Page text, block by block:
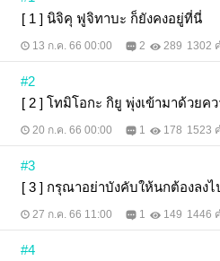
[ 1 ] นิจิคุ ฟูจิทาบะ ก็ยังคงอยู่ที่นี่
13 ก.ค. 66 00:00 2 289 1302
#2
[ 2 ] โทมิโอกะ กิยู พุ่งเข้ามาด้วยค
20 ก.ค. 66 00:00 1 178 1523
#3
[ 3 ] กรุณาอย่าบังคับให้นกต้องลง
27 ก.ค. 66 11:00 1 149 1446
#4